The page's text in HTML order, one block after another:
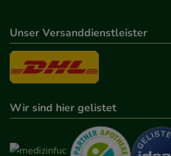
auch auf Ihre Bedürfnisse
anzuzeigen und unser
betreiben.
Informationen über die Art und
unserer Website sammeln, mit
unsere Website weiter für Sie
Unser Versanddienstleister
Wir sind hier gelistet